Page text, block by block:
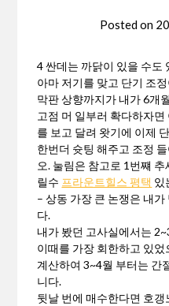
Posted on
4 싼데는 까닭이 있을 수도
아마 저기를 맞고 단기 조
막판 상향까지가 내가 6개
고점 머 일부러 확다하자
를 보고 달려 왓기에 이제
한번더 슛팅 해주고 조정
오. 눌림은 참고로 1번쨰
릴수 프라운트힐스 평택 있
– 상동 가장 큰 논쟁은 내
다.
내가 봤던 고사실에서는
이때를 가장 회한하고 있
계산하여 3~4월 부터는 간
니다.
뒷날 번에 매수한다면 호